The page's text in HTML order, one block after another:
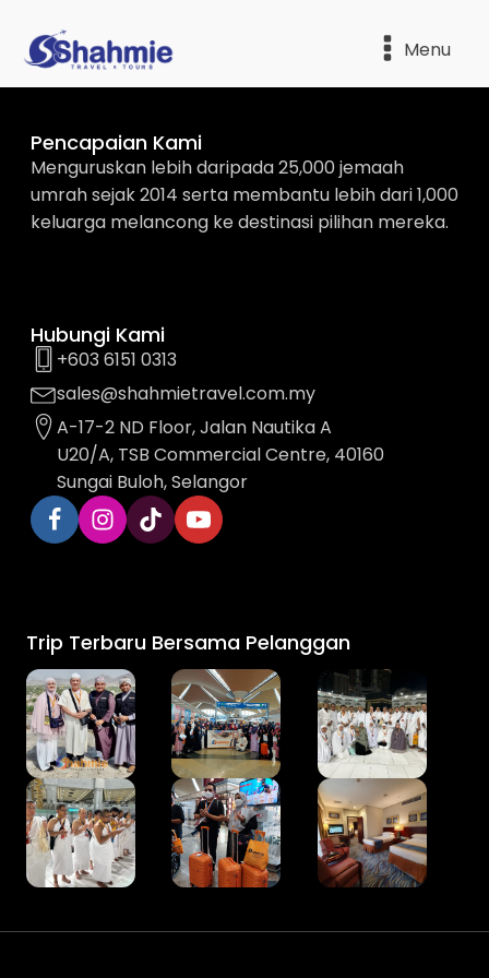
Menu
Pencapaian Kami
Menguruskan lebih daripada 25,000 jemaah
umrah sejak 2014 serta membantu lebih dari 1,000
keluarga melancong ke destinasi pilihan mereka.
Hubungi Kami
+603 6151 0313
sales@shahmietravel.com.my
A-17-2 ND Floor, Jalan Nautika A
U20/A, TSB Commercial Centre, 40160
Sungai Buloh, Selangor
Trip Terbaru Bersama Pelanggan